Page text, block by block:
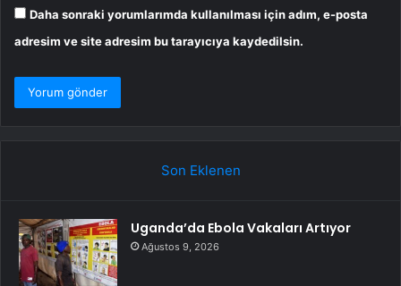
Daha sonraki yorumlarımda kullanılması için adım, e-posta
adresim ve site adresim bu tarayıcıya kaydedilsin.
Son Eklenen
Uganda’da Ebola Vakaları Artıyor
Ağustos 9, 2026